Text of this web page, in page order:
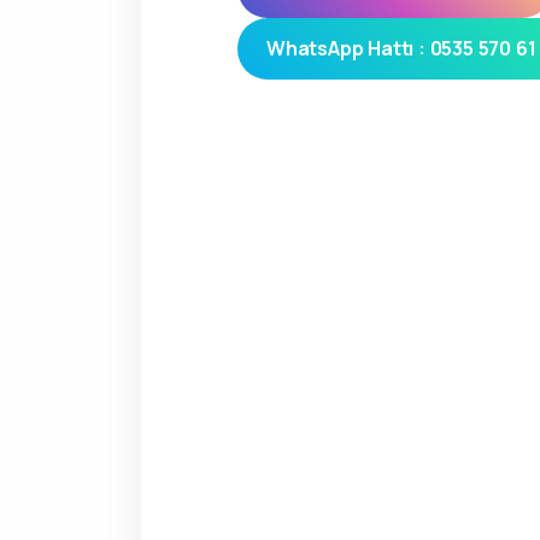
WhatsApp Hattı : 0535 570 61